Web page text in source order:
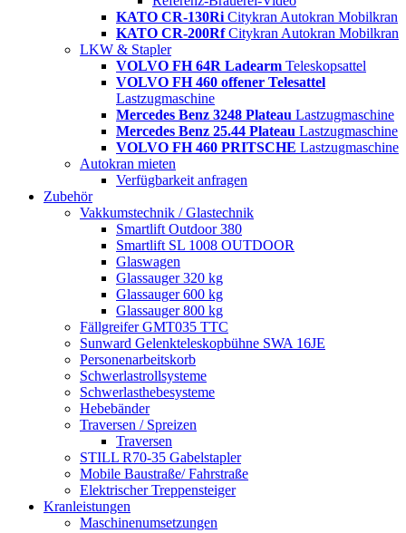
KATO CR-130Ri Citykran Autokran Mobilkran
KATO CR-200RfCitykran Autokran Mobilkran
LKW & Stapler
VOLVO FH 64R Ladearm Teleskopsattel
VOLVO FH 460 offener Telesattel
Lastzugmaschine
Mercedes Benz 3248 Plateau Lastzugmaschine
Mercedes Benz 25.44 Plateau Lastzugmaschine
VOLVO FH 460 PRITSCHE Lastzugmaschine
Autokran mieten
Verfügbarkeit anfragen
Zubehör
Vakkumstechnik / Glastechnik
Smartlift Outdoor 380
Smartlift SL 1008 OUTDOOR
Glaswagen
Glassauger 320 kg
Glassauger 600 kg
Glassauger 800 kg
Fällgreifer GMT035 TTC
Sunward Gelenkteleskopbühne SWA 16JE
Personenarbeitskorb
Schwerlastrollsysteme
Schwerlasthebesysteme
Hebebänder
Traversen / Spreizen
Traversen
STILL R70-35 Gabelstapler
Mobile Baustraße/ Fahrstraße
Elektrischer Treppensteiger
Kranleistungen
Maschinenumsetzungen